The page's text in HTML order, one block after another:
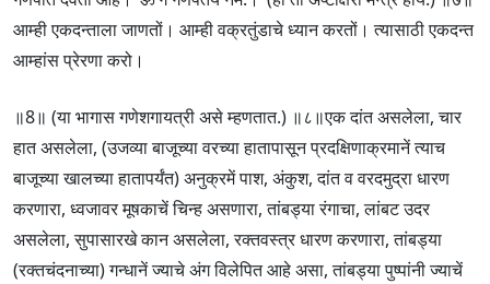
आम्ही एकदन्ताला जाणतों। आम्ही वक्रतुंडाचे ध्यान करतों। त्यासाठी एकदन्त
आम्हांस प्रेरणा करो।
॥8॥ (या भागास गणेशगायत्री असे म्हणतात.) ॥८॥एक दांत असलेला, चार
हात असलेला, (उजव्या बाजूच्या वरच्या हातापासून प्रदक्षिणाक्रमानें त्याच
बाजूच्या खालच्या हातापर्यंत) अनुक्रमें पाश, अंकुश, दांत व वरदमुद्रा धारण
करणारा, ध्वजावर मूषकाचें चिन्ह असणारा, तांबड्या रंगाचा, लांबट उदर
असलेला, सुपासारखे कान असलेला, रक्तवस्त्र धारण करणारा, तांबड्या
(रक्तचंदनाच्या) गन्धानें ज्याचे अंग विलेपित आहे असा, तांबड्या पुष्पांनी ज्याचें